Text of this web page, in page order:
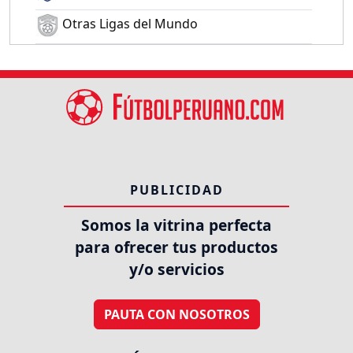
Otras Ligas del Mundo
PUBLICIDAD
Somos la vitrina perfecta
para ofrecer tus productos
y/o servicios
PAUTA CON NOSOTROS